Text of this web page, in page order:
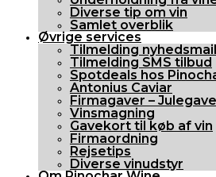
Diverse tip om vin
Samlet overblik
Øvrige services
Tilmelding nyhedsmail
Tilmelding SMS tilbud
Spotdeals hos
Antonius Caviar
Firmagaver –
Vinsmagning
Gavekort til køb af vin
Firmaordning
Rejsetips
Diverse vinudstyr